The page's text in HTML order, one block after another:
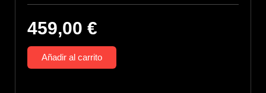
459,00 €
Añadir al carrito